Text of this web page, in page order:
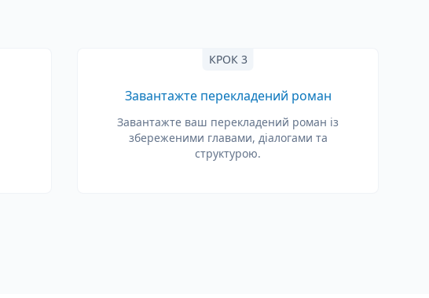
КРОК 3
Завантажте перекладений роман
Завантажте ваш перекладений роман із
збереженими главами, діалогами та
структурою.